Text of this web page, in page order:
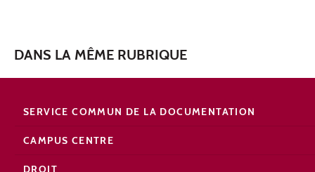
DANS LA MÊME RUBRIQUE
SERVICE COMMUN DE LA DOCUMENTATION
CAMPUS CENTRE